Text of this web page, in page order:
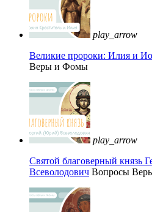
play_arrow
Великие пророки: Илия и
Веры и Фомы
play_arrow
Святой благоверный князь
Всеволодович Вопросы